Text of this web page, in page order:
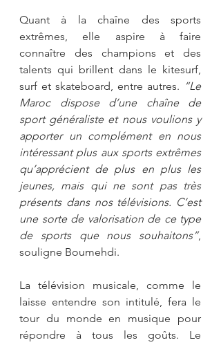
Quant à la chaîne des sports
extrêmes, elle aspire à faire
connaître des champions et des
talents qui brillent dans le kitesurf,
surf et skateboard, entre autres. “Le
Maroc dispose d’une chaîne de
sport généraliste et nous voulions y
apporter un complément en nous
intéressant plus aux sports extrêmes
qu’apprécient de plus en plus les
jeunes, mais qui ne sont pas très
présents dans nos télévisions. C’est
une sorte de valorisation de ce type
de sports que nous souhaitons”,
souligne Boumehdi.
La télévision musicale, comme le
laisse entendre son intitulé, fera le
tour du monde en musique pour
répondre à tous les goûts. Le